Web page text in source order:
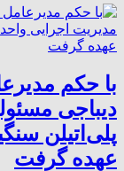
با حکم
دیباجی
پلی‌اتیلن
عهده گرفت